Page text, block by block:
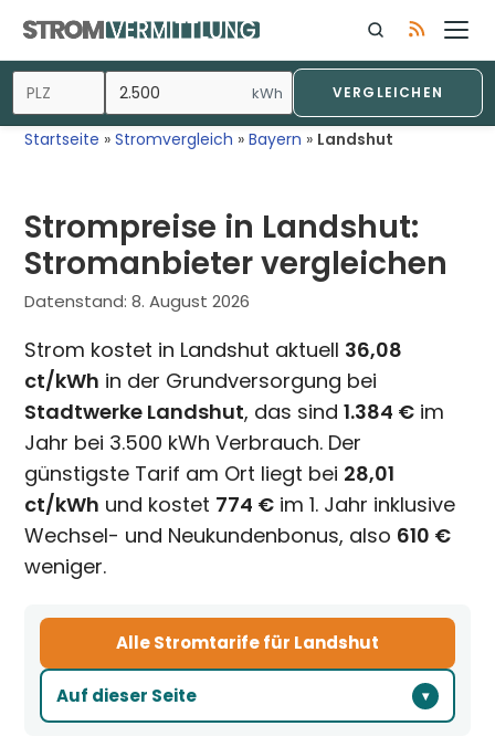
Inhalt
springen
kWh VERGLEICHEN
Startseite »Stromvergleich »Bayern » Landshut
Strompreise in Landshut:
Stromanbieter vergleichen
Datenstand:8. August 2026
Strom kostet in Landshut aktuell 36,08
ct/kWh in der Grundversorgung bei
Stadtwerke Landshut, das sind1.384 € im
Jahr bei 3.500 kWh Verbrauch. Der
günstigste Tarif am Ort liegt bei 28,01
ct/kWh und kostet 774 € im 1. Jahr inklusive
Wechsel- und Neukundenbonus, also 610 €
weniger.
Auf dieser Seite
Alle Stromtarife für Landshut